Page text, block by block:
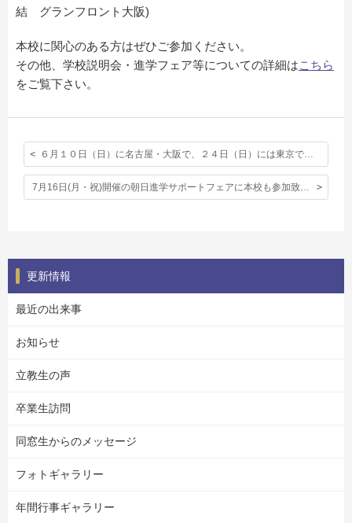
結 グランフロント大阪)
本校に関心のある方はぜひご参加ください。
その他、学校説明会・進学フェア等についての詳細はこちら
をご覧下さい。
更新情報
最近の出来事
お知らせ
立教生の声
卒業生訪問
同窓生からのメッセージ
フォトギャラリー
年間行事ギャラリー